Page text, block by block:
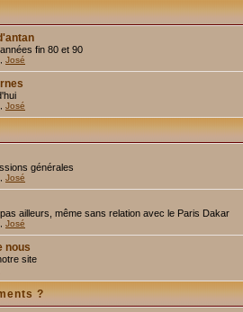
fin 80 et 90
José
José
générales
José
ailleurs, même sans relation avec le Paris Dakar
José
nous
site
?